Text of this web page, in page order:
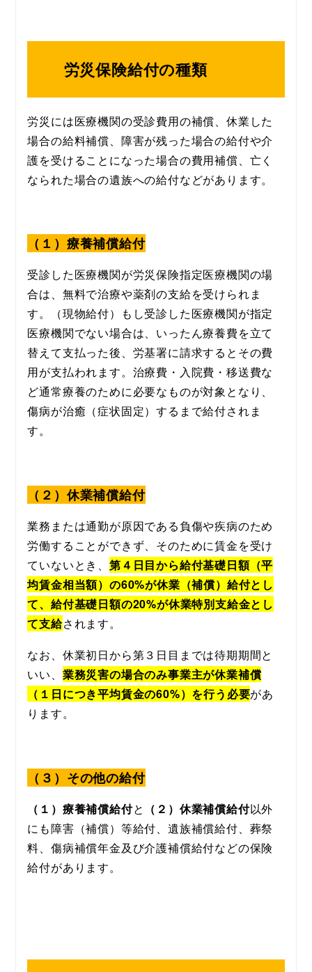
労災保険給付の種類
労災には医療機関の受診費用の補償、休業した
場合の給料補償、障害が残った場合の給付や介
護を受けることになった場合の費用補償、亡く
なられた場合の遺族への給付などがあります。
（１）療養補償給付
受診した医療機関が労災保険指定医療機関の場
合は、無料で治療や薬剤の支給を受けられま
す。（現物給付）もし受診した医療機関が指定
医療機関でない場合は、いったん療養費を立て
替えて支払った後、労基署に請求するとその費
用が支払われます。治療費・入院費・移送費な
ど通常療養のために必要なものが対象となり、
傷病が治癒（症状固定）するまで給付されま
す。
（２）休業補償給付
業務または通勤が原因である負傷や疾病のため
労働することができず、そのために賃金を受け
ていないとき、 第４日目から給付基礎日額（平
均賃金相当額）の60%が休業（補償）給付とし
て、給付基礎日額の20%が休業特別支給金とし
て支給されます。
なお、休業初日から第３日目までは待期期間と
いい、 業務災害の場合のみ事業主が休業補償
（１日につき平均賃金の60%）を行う必要があ
ります。
（３）その他の給付
（１）療養補償給付と （２）休業補償給付以外
にも障害（補償）等給付、遺族補償給付、葬祭
料、傷病補償年金及び介護補償給付などの保険
給付があります。